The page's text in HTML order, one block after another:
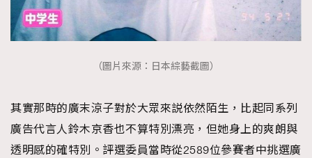
（圖片來源：日本綜藝截圖）
其實那時的廣末涼子對於大眾來説依然陌生，比起同系列
廣告代言人鈴木京香也不算特別漂亮，但她身上的爽朗與
透明感的確特別。評選委員當時從2589位參賽者中挑選廣